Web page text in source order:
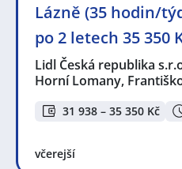
Lázně (35 hodin/
po 2 letech 35 350
Lidl Česká republika
Horní Lomany,
31 938 – 35 350 Kč
včerejší